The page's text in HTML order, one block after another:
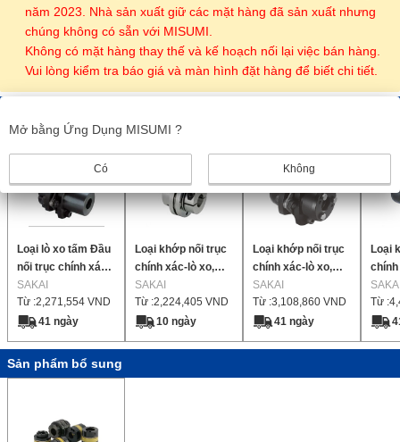
năm 2023. Nhà sản xuất giữ các mặt hàng đã sản xuất nhưng
chúng không có sẵn với MISUMI.
Không có mặt hàng thay thế và kế hoạch nối lại việc bán hàng.
Vui lòng kiểm tra báo giá và màn hình đặt hàng để biết chi tiết.
Loại lò xo tấm Đầu
nối trục chính xác,
Sê-ri LCS-M
SAKAI
Từ :2,271,554 VND
41 ngày
Loại khớp nối trục
chính xác-lò xo,
Sê-ri TAS-C
SAKAI
Từ :2,224,405 VND
10 ngày
Loại khớp nối trục
chính xác-lò xo,
Sê-ri LCS-T7
SAKAI
Từ :3,108,860 VND
41 ngày
Loại
Sê-ri
Từ :
Sản phẩm bổ sung
Mở bằng Ứng Dụng MISUMI ?
Có Không